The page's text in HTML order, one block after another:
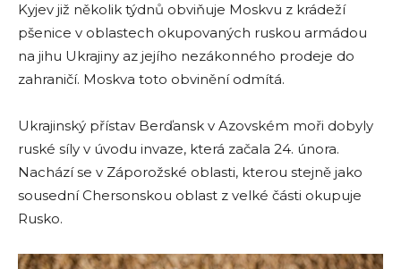
Kyjev již několik týdnů obviňuje Moskvu z krádeží
pšenice v oblastech okupovaných ruskou armádou
na jihu Ukrajiny az jejího nezákonného prodeje do
zahraničí. Moskva toto obvinění odmítá.
Ukrajinský přístav Berďansk v Azovském moři dobyly
ruské síly v úvodu invaze, která začala 24. února.
Nachází se v Záporožské oblasti, kterou stejně jako
sousední Chersonskou oblast z velké části okupuje
Rusko.